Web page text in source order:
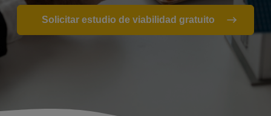
Solicitar estudio de viabilidad gratuito